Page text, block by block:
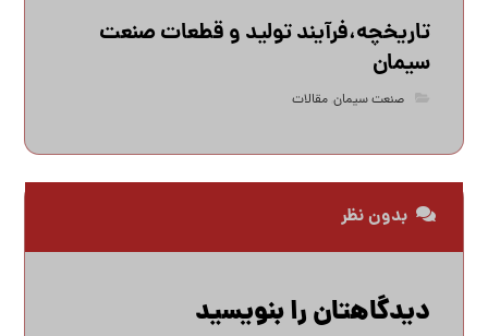
تاریخچه،فرآیند تولید و قطعات صنعت
سیمان
صنعت سیمان ,مقالات
بدون نظر
دیدگاهتان را بنویسید